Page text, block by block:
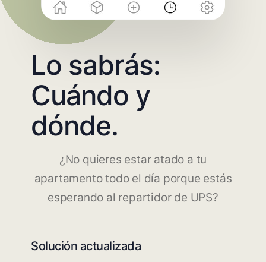
Lo sabrás:
Cuándo y
dónde.
¿No quieres estar atado a tu
apartamento todo el día porque estás
esperando al repartidor de UPS?
Solución actualizada